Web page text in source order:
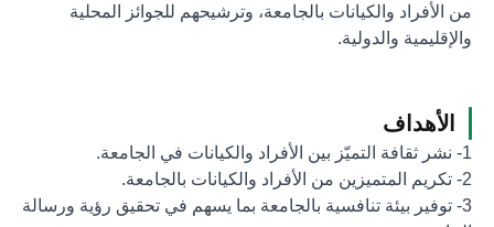
من الأفراد والكيانات بالجامعة، وترشيحهم للجوائز المحلية
والإقليمية والدولية.
الأهداف
1- نشر ثقافة التميّز بين الأفراد والكيانات في الجامعة.
2- تكريم المتميزين من الأفراد والكيانات بالجامعة.
3- توفير بيئة تنافسية بالجامعة بما يسهم في تحقيق رؤية ورسالة